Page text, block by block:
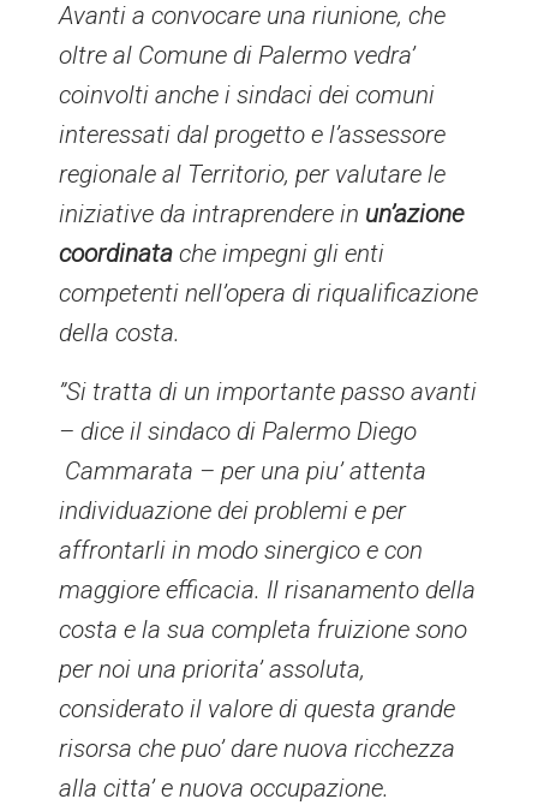
Avanti a convocare una riunione, che
oltre al Comune di Palermo vedra’
coinvolti anche i sindaci dei comuni
interessati dal progetto e l’assessore
regionale al Territorio, per valutare le
iniziative da intraprendere in un’azione
coordinatache impegni gli enti
competenti nell’opera di riqualificazione
della costa.
”Si tratta di un importante passo avanti
– dice il sindaco di Palermo Diego
Cammarata – per una piu’ attenta
individuazione dei problemi e per
affrontarli in modo sinergico e con
maggiore efficacia. Il risanamento della
costa e la sua completa fruizione sono
per noi una priorita’ assoluta,
considerato il valore di questa grande
risorsa che puo’ dare nuova ricchezza
alla citta’ e nuova occupazione.